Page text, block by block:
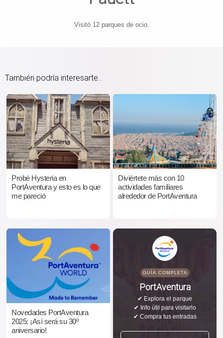
Visitó 12 parques de ocio.
También podría interesarte...
Probé Hysteria en
PortAventura y esto es lo que
me pareció
Diviértete más con 10
actividades familiares
alrededor de PortAventura
Novedades PortAventura
2025: ¡Así será su 30º
aniversario!
GUÍA COMPLETA
PortAventura
✔ Explora el parque
✔ Info útil para visitarlo
✔ Compra tus entradas